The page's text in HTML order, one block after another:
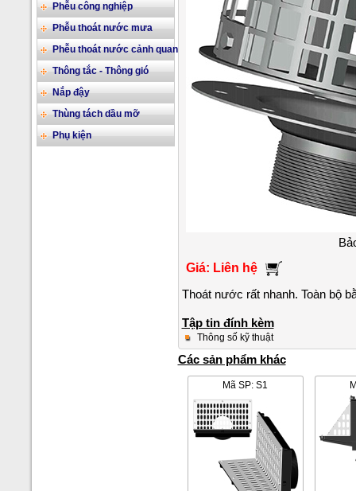
Phễu công nghiệp
Phễu thoát nước mưa
Phễu thoát nước cảnh quan
Thông tắc - Thông gió
Nắp đậy
Thùng tách dầu mỡ
Phụ kiện
Giá: Liên hệ
Thoát nước rất nhanh. Toàn bộ
Tập tin đính kèm
Thông số kỹ thuật
Các sản phẩm khác
Mã SP: S1